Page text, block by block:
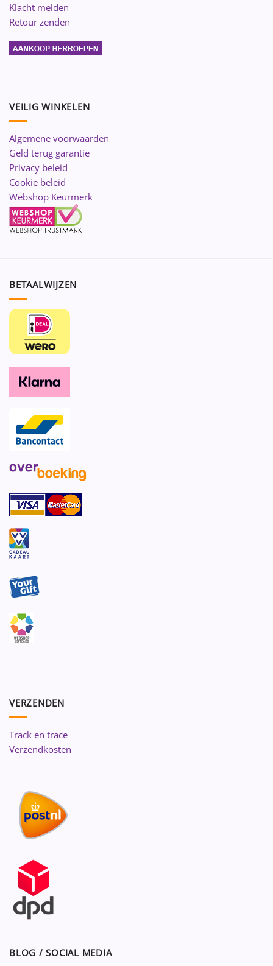
Klacht melden
Retour zenden
VEILIG WINKELEN
Algemene voorwaarden
Geld terug garantie
Privacy beleid
Cookie beleid
Webshop Keurmerk
BETAALWIJZEN
VERZENDEN
Track en trace
Verzendkosten
BLOG / SOCIAL MEDIA